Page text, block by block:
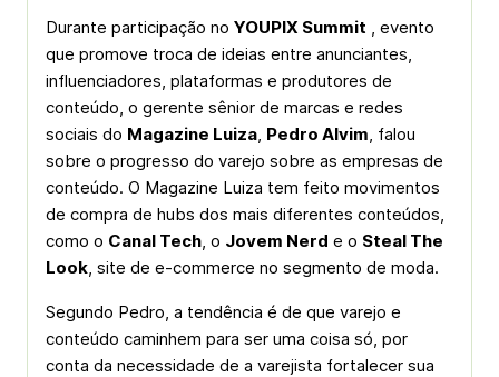
Durante participação no YOUPIX Summit , evento
que promove troca de ideias entre anunciantes,
influenciadores, plataformas e produtores de
conteúdo, o gerente sênior de marcas e redes
sociais do Magazine Luiza, Pedro Alvim, falou
sobre o progresso do varejo sobre as empresas de
conteúdo. O Magazine Luiza tem feito movimentos
de compra de hubs dos mais diferentes conteúdos,
como o Canal Tech, o Jovem Nerd e o Steal The
Look, site de e-commerce no segmento de moda.
Segundo Pedro, a tendência é de que varejo e
conteúdo caminhem para ser uma coisa só, por
conta da necessidade de a varejista fortalecer sua